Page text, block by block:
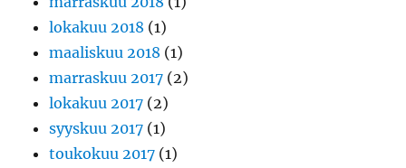
lokakuu 2018 (1)
maaliskuu 2018 (1)
marraskuu 2017 (2)
lokakuu 2017 (2)
syyskuu 2017 (1)
toukokuu 2017 (1)